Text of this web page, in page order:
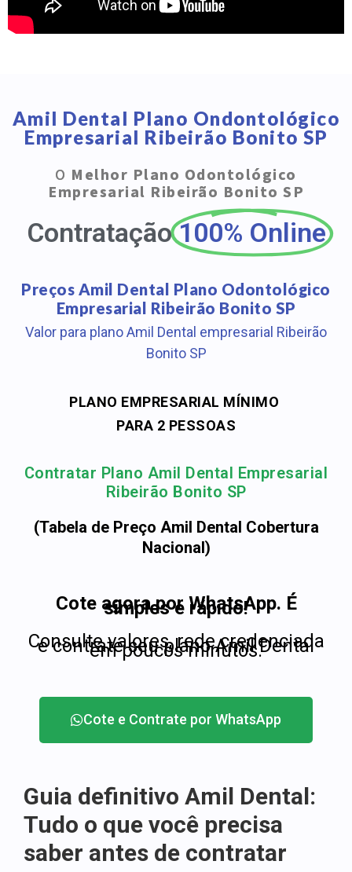
Amil Dental Plano Ondontológico
Empresarial Ribeirão Bonito SP
O Melhor Plano Odontológico
Empresarial Ribeirão Bonito SP
Contratação 100% Online
Preços Amil Dental Plano Odontológico
Empresarial Ribeirão Bonito SP
Valor para plano Amil Dental empresarial Ribeirão
Bonito SP
PLANO EMPRESARIAL MÍNIMO
PARA 2 PESSOAS
Contratar Plano Amil Dental Empresarial
Ribeirão Bonito SP
(Tabela de Preço Amil Dental Cobertura
Nacional)
Cote agora por WhatsApp. É
simples e rápido!
Consulte valores, rede credenciada
e contrate seu plano Amil Dental
em poucos minutos.
Cote e Contrate por WhatsApp
Guia definitivo Amil Dental:
Tudo o que você precisa
saber antes de contratar